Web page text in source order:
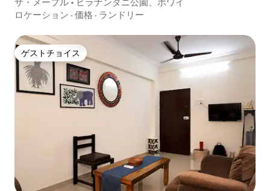
ザ・メープル • ヒラナンダニ公園、ポワイ
ロケーション · 価格 · ランドリー
ゲストチョイス
ゲストチョイス